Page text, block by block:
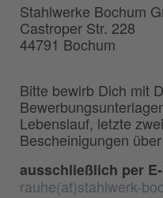
Stahlwerke Bochum
Castroper Str. 228
44791 Bochum
Bitte bewirb Dich mit
Lebenslauf, letzte
Bescheinigungen
ausschließlich per
rauhe(at)stahlwerk-